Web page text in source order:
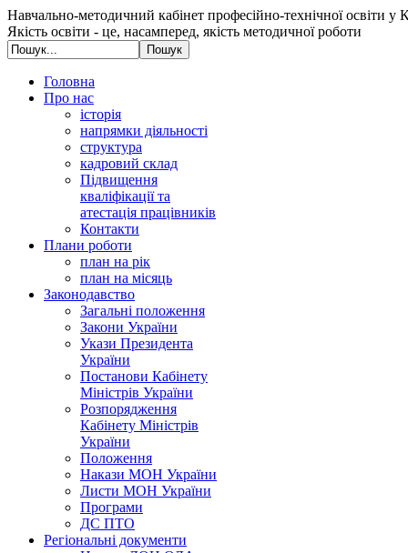
Навчально-методичний кабінет професійно-технічної освіти у
Якість освіти - це, насамперед, якість методичної роботи
Головна
Про нас
історія
напрямки діяльності
структура
кадровий склад
Підвищення
кваліфікації та
атестація працівників
Контакти
Плани роботи
план на рік
план на місяць
Законодавство
Загальні положення
Закони України
Укази Президента
України
Постанови Кабінету
Міністрів України
Розпорядження
Кабінету Міністрів
України
Положення
Накази МОН України
Листи МОН України
Програми
ДС ПТО
Регіональні документи